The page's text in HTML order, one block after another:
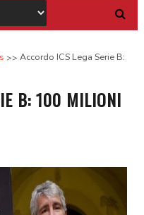
Accordo ICS Lega Serie B:
B: 100 MILIONI